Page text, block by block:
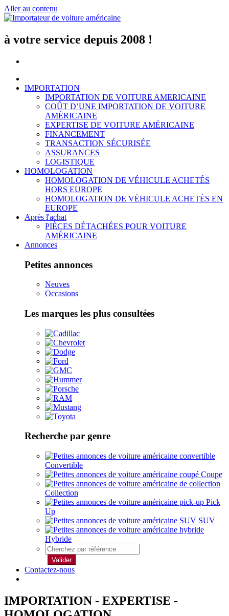
Aller au contenu
à votre service depuis 2008 !
IMPORTATION
IMPORTATION DE VOITURE AMERICAINE
COÛT D’UNE IMPORTATION DE VOITURE
AMÉRICAINE
EXPERTISE DE VOITURE AMÉRICAINE
FINANCEMENT
TRANSACTION SÉCURISÉE
ASSURANCES
LOGISTIQUE
HOMOLOGATION
HOMOLOGATION DE VÉHICULE ACHETÉS
HORS EUROPE
HOMOLOGATION DE VÉHICULE ACHETÉS EN
EUROPE
Après l'achat
PIÈCES DÉTACHÉES POUR VOITURE
AMÉRICAINE
Annonces
Petites annonces
Neuves
Occasions
Les marques les plus consultées
Recherche par genre
Convertible
Coupe
Collection
Pick
Up
SUV
Hybride
Valider
Contactez-nous
IMPORTATION - EXPERTISE -